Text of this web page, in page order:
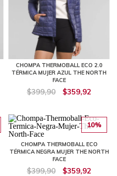
CHOMPA THERMOBALL ECO 2.0
TÉRMICA MUJER AZUL THE NORTH
FACE
$399,90 $359,92
10%
CHOMPA THERMOBALL ECO
TÉRMICA NEGRA MUJER THE NORTH
FACE
$399,90 $359,92